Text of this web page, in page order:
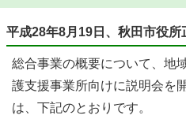
平成28年8月19日、秋田市役所
総合事業の概要について、地
護支援事業所向けに説明会を
は、下記のとおりです。